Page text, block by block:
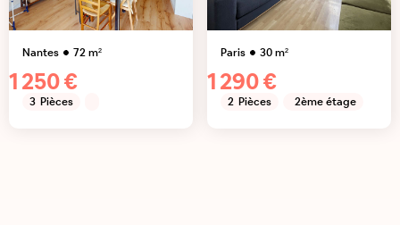
Nantes 72m²
1 250 €
3 Pièces
Paris 30m²
1 290 €
2 Pièces 2ème étage